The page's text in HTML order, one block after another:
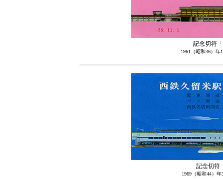
記念切符
1961（昭和36）
記念切符
1969（昭和44）